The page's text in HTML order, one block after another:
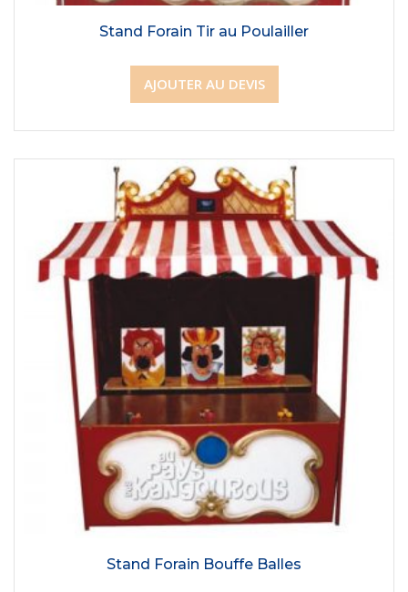
Stand Forain Tir au Poulailler
AJOUTER AU DEVIS
Stand Forain Bouffe Balles